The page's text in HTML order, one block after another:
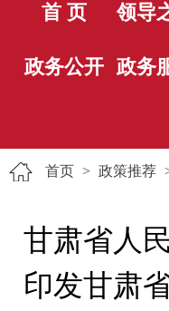
首 页 领导
政务公开 政务
首页 > 政策推荐
甘肃省人
印发甘肃